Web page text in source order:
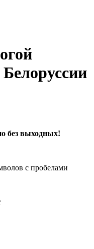
без выходных!
с пробелами